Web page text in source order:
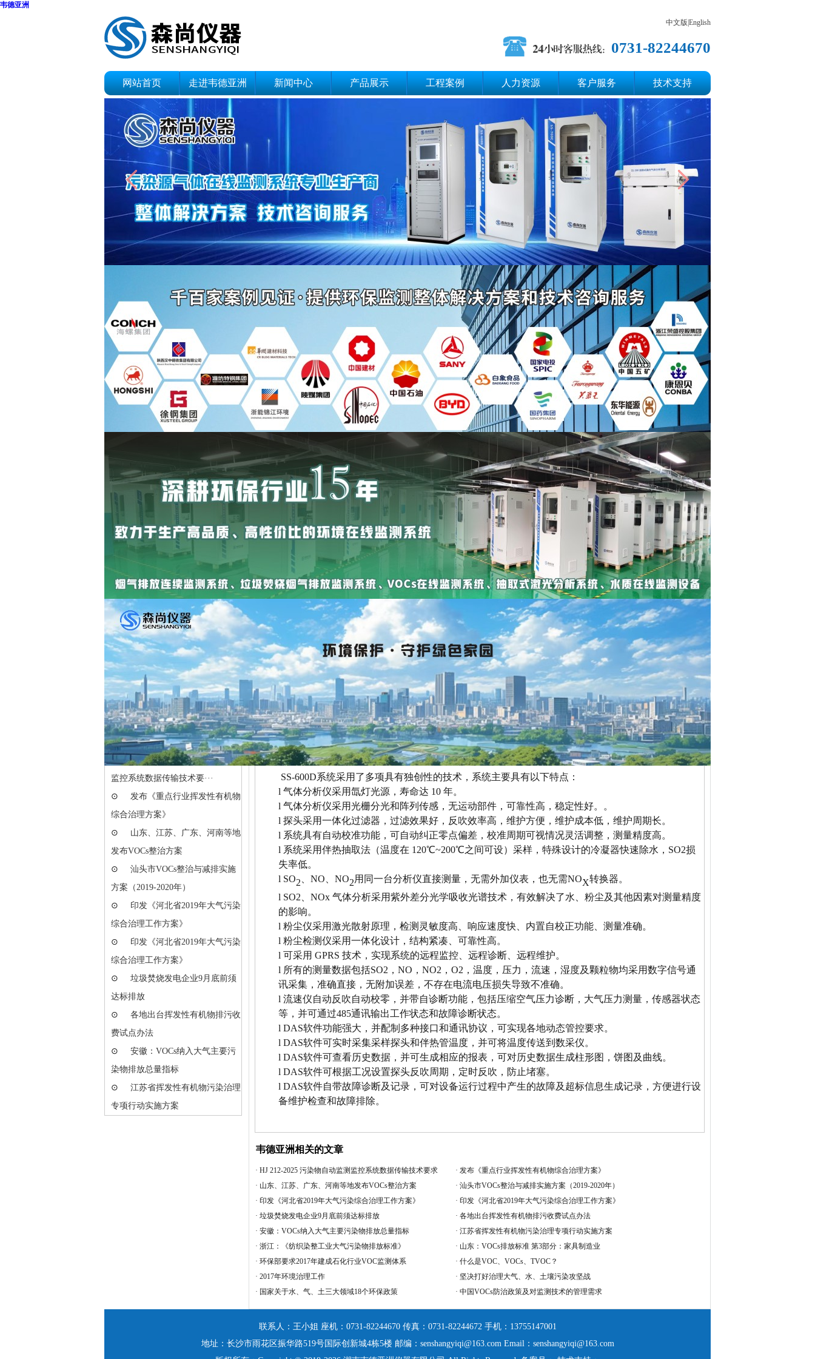
韦德亚洲
中文版 English
0731-82244670
网站首页 走进韦德亚洲 新闻中心 产品展示 工程案例 人力资源 客户服务 技术支持
SS-600D 烟气排放连续监测系统
系统概述 监测参数 技术参数 技术特点
SS-600D型烟气排放在线监测系统是按照国家环保部发布的《固定污染源排放烟气排放在线监测系统技
术要求及检测方法》中各项技术标准，并结合我公司多年在工业流程领域和环境在线监测领域中积累的
丰富经验精心打造而成。应用于烟气中气态污染物（SO2、NOx、O2）以及温度、压力、流量、湿度、
颗粒物的在线监测，并通过数据采集处理系统生成图谱、环保报表，可将数据远传至各级环保部门，系
统按工业型标准设计。
适用于电厂，冶炼厂，水泥厂，各种工业窑炉、锅炉等烟气超洁净排放监测。
本产品已获得国家计量器具型式批本产品准证书和环境保护产品认证证书：
SS-600D系统采用了多项具有独创性的技术，系统主要具有以下特点：
l 气体分析仪采用氙灯光源，寿命达 10 年。
l 气体分析仪采用光栅分光和阵列传感，无运动部件，可靠性高，稳定性好。。
l 探头采用一体化过滤器，过滤效果好，反吹效率高，维护方便，维护成本低，维护周期长。
l 系统具有自动校准功能，可自动纠正零点偏差，校准周期可视情况灵活调整，测量精度高。
l 系统采用伴热抽取法（温度在 120℃~200℃之间可设）采样，特殊设计的冷凝器快速除水，SO2损
失率低。
l SO2 NO、NO2用同一台分析仪直接测量，无需外加仪表，也无需NOX转换器。
l SO2 NOx 气体分析采用紫外差分光学吸收光谱技术，有效解决了水、粉尘及其他因素对测量精度
的影响。
l 粉尘仪采用激光散射原理，检测灵敏度高、响应速度快、内置自校正功能、测量准确。
l 粉尘检测仪采用一体化设计，结构紧凑、可靠性高。
l 可采用 GPRS 技术，实现系统的远程监控、远程诊断、远程维护。
l 所有的测量数据包括SO2，NO，NO2，O2，温度，压力，流速，湿度及颗粒物均采用数字信号通
讯采集，准确直接，无附加误差，不存在电流电压损失导致不准确。
l 流速仪自动反吹自动校零，并带自诊断功能，包括压缩空气压力诊断，大气压力测量，传感器状态
等，并可通过485通讯输出工作状态和故障诊断状态。
l DAS软件功能强大，并配制多种接口和通讯协议，可实现各地动态管控要求。
l DAS软件可实时采集采样探头和伴热管温度，并可将温度传送到数采仪。
l DAS软件可查看历史数据，并可生成相应的报表，可对历史数据生成柱形图，饼图及曲线。
l DAS软件可根据工况设置探头反吹周期，定时反吹，防止堵塞。
l DAS软件自带故障诊断及记录，可对设备运行过程中产生的故障及超标信息生成记录，方便进行设
备维护检查和故障排除。
韦德亚洲相关的文章
· HJ 212-2025 污染物自动监测监控系统数据传输技术要求 · 发布《重点行业挥发性有机物综合治理方案》
· 山东、江苏、广东、河南等地发布VOCs整治方案 · 汕头市VOCs整治与减排实施方案（2019-2020年）
· 印发《河北省2019年大气污染综合治理工作方案》 · 印发《河北省2019年大气污染综合治理工作方案》
· 垃圾焚烧发电企业9月底前须达标排放 · 各地出台挥发性有机物排污收费试点办法
· 安徽：VOCs纳入大气主要污染物排放总量指标 · 江苏省挥发性有机物污染治理专项行动实施方案
· 浙江：《纺织染整工业大气污染物排放标准》 · 山东：VOCs排放标准 第3部分：家具制造业
· 环保部要求2017年建成石化行业VOC监测体系 · 什么是VOC、VOCs、TVOC？
· 2017年环境治理工作 · 坚决打好治理大气、水、土壤污染攻坚战
· 国家关于水、气、土三大领域18个环保政策 · 中国VOCs防治政策及对监测技术的管理需求
产品展示
脱硫烟气监测系统
SS-600D 烟气排放连续
监测系统 磨煤机报警系统
氨逃逸监测系统
垃圾焚烧CEMS系统
氟化氢在线监测系统
氯化氢在线监测系统
脱硝烟气监测系统
便携式VOCs监测仪
电话：0731-82244670
传真：0731-82244672
手机：13755147001
邮箱：senshangyiqi@163.com
地址：
长沙市雨花区振华路519号
国际创新城4栋5楼
新闻中心
⊙
HJ 212-2025 污染物自动监测
监控系统数据传输技术要···
⊙
发布《重点行业挥发性有机物
综合治理方案》
⊙
山东、江苏、广东、河南等地
发布VOCs整治方案
⊙
汕头市VOCs整治与减排实施
方案（2019-2020年）
⊙
印发《河北省2019年大气污染
综合治理工作方案》
⊙
印发《河北省2019年大气污染
综合治理工作方案》
⊙
垃圾焚烧发电企业9月底前须
达标排放
⊙
各地出台挥发性有机物排污收
费试点办法
⊙
安徽：VOCs纳入大气主要污
染物排放总量指标
⊙
江苏省挥发性有机物污染治理
专项行动实施方案
联系人：王小姐 座机：0731-82244670 传真：0731-82244672 手机：13755147001
地址：长沙市雨花区振华路519号国际创新城4栋5楼 邮编：senshangyiqi@163.com Email：senshangyiqi@163.com